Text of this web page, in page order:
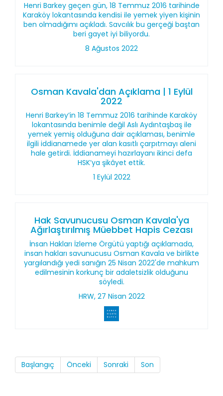
Henri Barkey geçen gün, 18 Temmuz 2016 tarihinde
Karaköy lokantasında kendisi ile yemek yiyen kişinin
ben olmadığımı açıkladı. Savcılık bu gerçeği baştan
beri gayet iyi biliyordu.
8 Ağustos 2022
Osman Kavala'dan Açıklama | 1 Eylül
2022
Henri Barkey’in 18 Temmuz 2016 tarihinde Karaköy
lokantasında benimle değil Aslı Aydıntaşbaş ile
yemek yemiş olduğuna dair açıklaması, benimle
ilgili iddianamede yer alan kasıtlı çarpıtmayı aleni
hale getirdi. İddianameyi hazırlayanı ikinci defa
HSK’ya şikâyet ettik.
1 Eylül 2022
Hak Savunucusu Osman Kavala'ya
Ağırlaştırılmış Müebbet Hapis Cezası
İnsan Hakları İzleme Örgütü yaptığı açıklamada,
insan hakları savunucusu Osman Kavala ve birlikte
yargılandığı yedi sanığın 25 Nisan 2022'de mahkum
edilmesinin korkunç bir adaletsizlik olduğunu
söyledi.
HRW, 27 Nisan 2022
Başlangıç Önceki Sonraki Son